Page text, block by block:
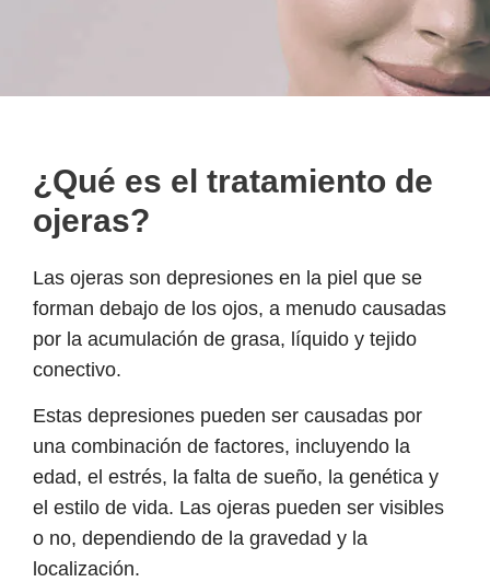
¿Qué es el tratamiento de
ojeras?
Las ojeras son depresiones en la piel que se
forman debajo de los ojos, a menudo causadas
por la acumulación de grasa, líquido y tejido
conectivo.
Estas depresiones pueden ser causadas por
una combinación de factores, incluyendo la
edad, el estrés, la falta de sueño, la genética y
el estilo de vida. Las ojeras pueden ser visibles
o no, dependiendo de la gravedad y la
localización.